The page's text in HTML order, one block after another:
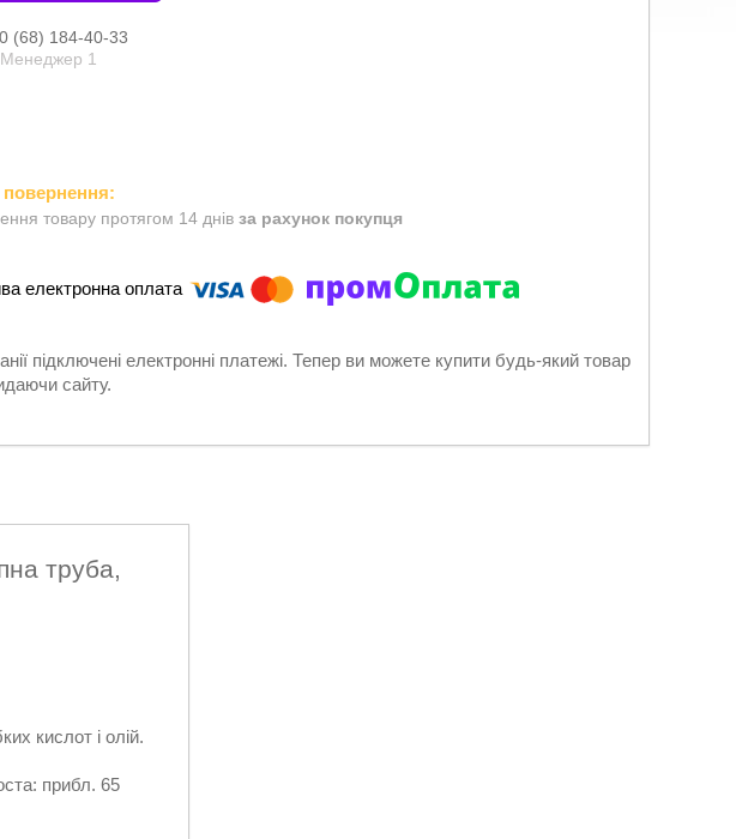
(68) 184-40-33
Менеджер 1
товару протягом 14 днів за рахунок покупця
підключені електронні платежі. Тепер ви можете купити будь-який товар
сайту.
труба,
кислот і олій.
прибл. 65